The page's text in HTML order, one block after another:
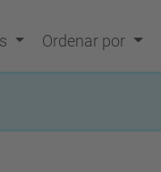
Ordenar por